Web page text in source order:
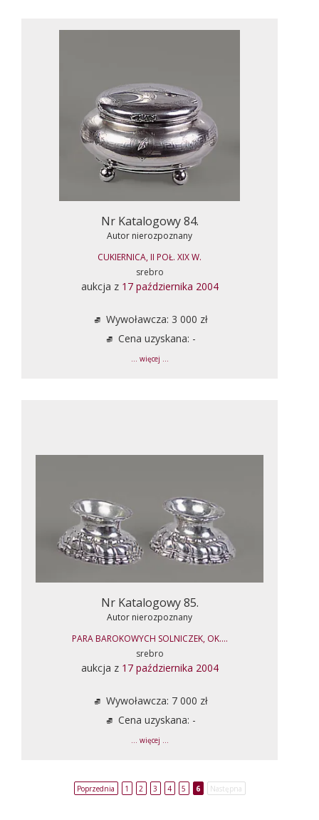
Nr Katalogowy 84.
Autor nierozpoznany
CUKIERNICA, II POŁ. XIX W.
srebro
aukcja z 17 października 2004
Wywoławcza: 3 000 zł
Cena uzyskana: -
... więcej ...
Nr Katalogowy 85.
Autor nierozpoznany
PARA BAROKOWYCH SOLNICZEK, OK....
srebro
aukcja z 17 października 2004
Wywoławcza: 7 000 zł
Cena uzyskana: -
... więcej ...
Poprzednia 1 2 3 4 5 6 Następna